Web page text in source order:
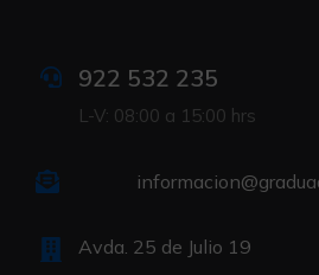
922 532 235
L-V: 08:00 a 15:00 hrs
Avda. 25 de Julio 19